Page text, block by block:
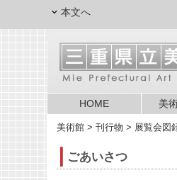
本文へ
HOME 美
美術館 > 刊行物 > 展覧会図
ごあいさつ